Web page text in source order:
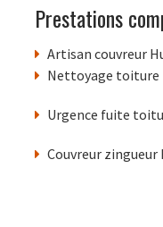
Prestations
Artisan couvreur
Nettoyage toiture
Urgence fuite
Couvreur zingueur